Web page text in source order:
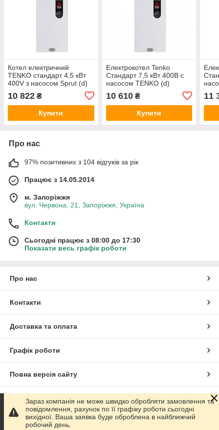
Котел електричний
TENKO стандарт 4,5 кВт
400V з насосом Sprut (d)
10 822 ₴
Купити
Електрокотел Tenko
Стандарт 7,5 кВт 400В с
насосом TENKO (d)
10 610₴
Купити
11
Про нас
97% позитивних з 104 відгуків за рік
Працює з 14.05.2014
м. Запоріжжя
вул. Червона, 21, Запоріжжя, Україна
Контакти
Сьогодні працює з 08:00 до 17:30
Показати весь графік роботи
Про нас
Контакти
Доставка та оплата
Графік роботи
Повна версія сайту
Сайт створено на маркетплейсі Prom.ua
Політика конфіденційності
Зараз компанія не може швидко обробляти замовлення та
повідомлення, рахунок по її графіку роботи сьогодні
вихідної. Ваша заявка буде оброблена в найближчий
робочий день.